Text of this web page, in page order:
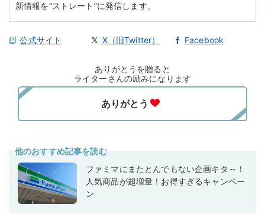
新情報を“ストレート”に発信します。
公式サイト X（旧Twitter） Facebook
ありがとうを贈ると
ライターさんの励みになります
他のおすすめ記事を読む
ファミマにまたとんでもない企画キタ～！
人気商品が超増量！お得すぎるキャンペー
ン